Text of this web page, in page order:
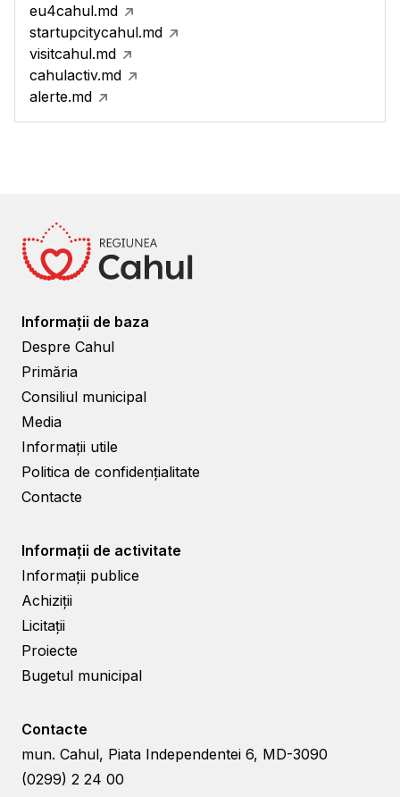
eu4cahul.md
startupcitycahul.md
visitcahul.md
cahulactiv.md
alerte.md
Informații de baza
Despre Cahul
Primăria
Consiliul municipal
Media
Informații utile
Politica de confidențialitate
Contacte
Informații de activitate
Informații publice
Achiziții
Licitații
Proiecte
Bugetul municipal
Contacte
mun. Cahul, Piata Independentei 6, MD-3090
(0299) 2 24 00